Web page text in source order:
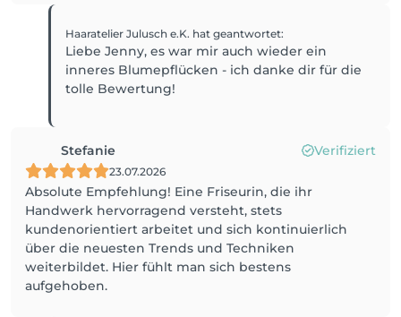
Haaratelier Julusch e.K. hat geantwortet:
Liebe Jenny, es war mir auch wieder ein
inneres Blumepflücken - ich danke dir für die
tolle Bewertung!
Stefanie Verifiziert
23.07.2026
Absolute Empfehlung! Eine Friseurin, die ihr
Handwerk hervorragend versteht, stets
kundenorientiert arbeitet und sich kontinuierlich
über die neuesten Trends und Techniken
weiterbildet. Hier fühlt man sich bestens
aufgehoben.